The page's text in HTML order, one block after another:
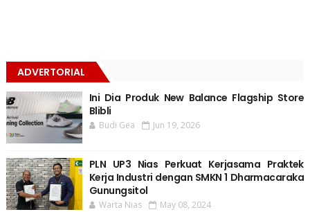
ADVERTORIAL
Ini Dia Produk New Balance Flagship Store
Blibli
Budi Gea Jun 19, 2026
PLN UP3 Nias Perkuat Kerjasama Praktek
Kerja Industri dengan SMKN 1 Dharmacaraka
Gunungsitol
Warta Nias May 08, 2024